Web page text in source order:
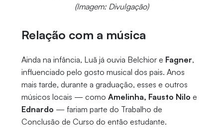
(Imagem: Divulgação)
Relação com a música
Ainda na infância, Luã já ouvia Belchior e Fagner,
influenciado pelo gosto musical dos pais. Anos
mais tarde, durante a graduação, esses e outros
músicos locais — como Amelinha, Fausto Nilo e
Ednardo — fariam parte do Trabalho de
Conclusão de Curso do então estudante.